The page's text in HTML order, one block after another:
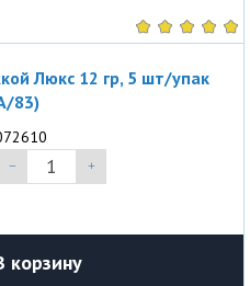
Люкс 12 гр, 5 шт/упак
83)
корзину